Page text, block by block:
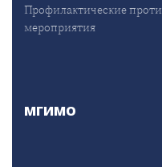
Профилактические
мероприятия
МГИМО